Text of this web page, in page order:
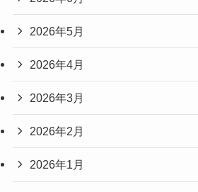
2026年5月
2026年4月
2026年3月
2026年2月
2026年1月